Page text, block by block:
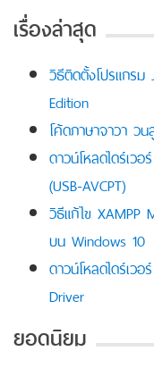
เรื่องล่าสุด
วิธีติดตั้งโปรแกรม
Edition
โค้ดภาษาจาวา ว
ดาวน์โหลดไดร์เว
(USB-AVCPT)
วิธีแก้ไข XAMPP
บน Windows 10
ดาวน์โหลดไดร์เว
Driver
ยอดนิยม